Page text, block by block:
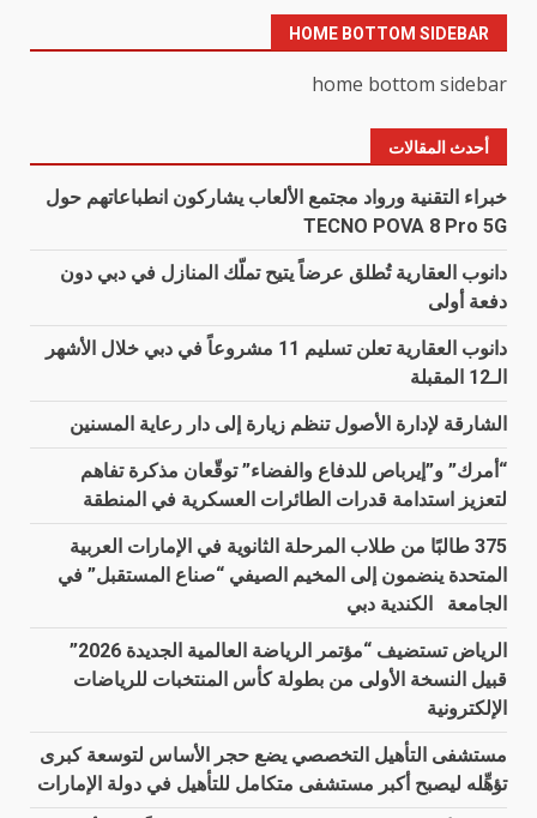
HOME BOTTOM SIDEBAR
home bottom sidebar
أحدث المقالات
خبراء التقنية ورواد مجتمع الألعاب يشاركون انطباعاتهم حول
TECNO POVA 8 Pro 5G
دانوب العقارية تُطلق عرضاً يتيح تملّك المنازل في دبي دون
دفعة أولى
دانوب العقارية تعلن تسليم 11 مشروعاً في دبي خلال الأشهر
الـ12 المقبلة
الشارقة لإدارة الأصول تنظم زيارة إلى دار رعاية المسنين
“أمرك” و”إيرباص للدفاع والفضاء” توقّعان مذكرة تفاهم
لتعزيز استدامة قدرات الطائرات العسكرية في المنطقة
375 طالبًا من طلاب المرحلة الثانوية في الإمارات العربية
المتحدة ينضمون إلى المخيم الصيفي “صناع المستقبل” في
الجامعة الكندية دبي
الرياض تستضيف “مؤتمر الرياضة العالمية الجديدة 2026”
قبيل النسخة الأولى من بطولة كأس المنتخبات للرياضات
الإلكترونية
مستشفى التأهيل التخصصي يضع حجر الأساس لتوسعة كبرى
تؤهِّله ليصبح أكبر مستشفى متكامل للتأهيل في دولة الإمارات